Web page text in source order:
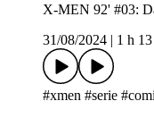
X-MEN 92' #03:
31/08/2024 | 1 h
#xmen #serie